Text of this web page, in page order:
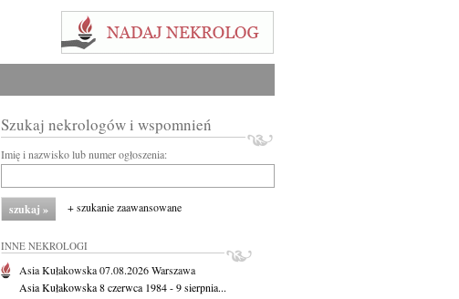
Szukaj nekrologów i wspomnień
Imię i nazwisko lub numer ogłoszenia:
+ szukanie zaawansowane
INNE NEKROLOGI
Asia Kułakowska07.08.2026Warszawa
Asia Kułakowska 8 czerwca 1984 - 9 sierpnia...